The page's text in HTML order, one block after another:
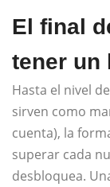
El final
tener un
Hasta el nivel
sirven como
cuenta), la
superar cada
desbloquea.